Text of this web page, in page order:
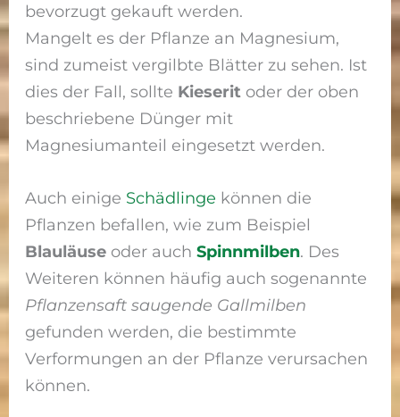
bevorzugt gekauft werden.
Mangelt es der Pflanze an Magnesium,
sind zumeist vergilbte Blätter zu sehen. Ist
dies der Fall, sollte Kieserit oder der oben
beschriebene Dünger mit
Magnesiumanteil eingesetzt werden.
Auch einige Schädlinge können die
Pflanzen befallen, wie zum Beispiel
Blauläuse oder auchSpinnmilben. Des
Weiteren können häufig auch sogenannte
Pflanzensaft saugende Gallmilben
gefunden werden, die bestimmte
Verformungen an der Pflanze verursachen
können.